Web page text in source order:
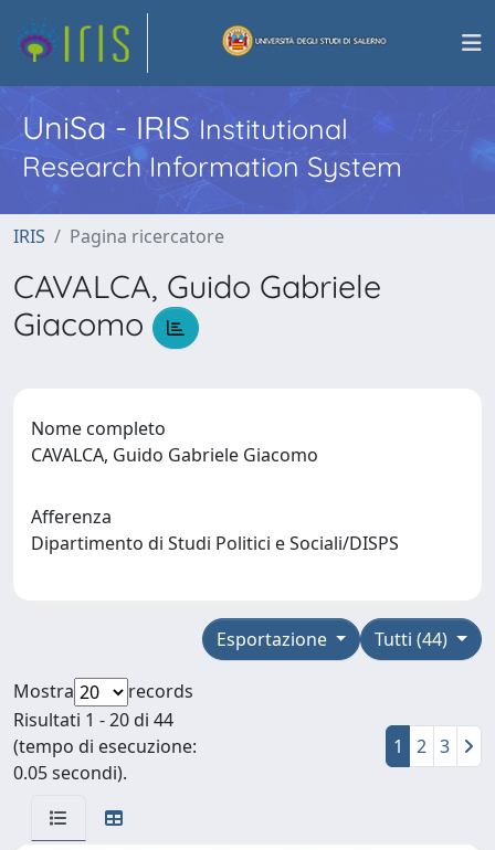
UniSa - IRISInstitutional
Research Information System
IRIS Pagina ricercatore
CAVALCA, Guido Gabriele
Giacomo
Nome completo
CAVALCA, Guido Gabriele Giacomo
Afferenza
Dipartimento di Studi Politici e Sociali/DISPS
Tutti (44)
Esportazione
Mostra
records
Risultati 1 - 20 di 44
(tempo di esecuzione:
0.05 secondi).
1 2 3